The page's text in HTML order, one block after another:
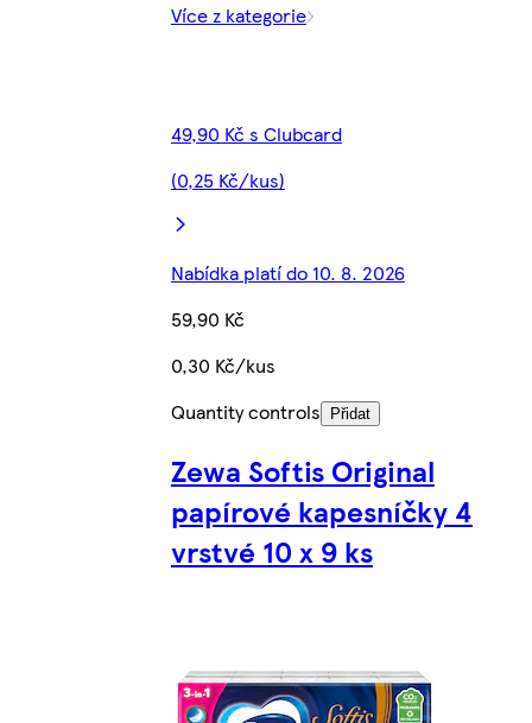
Více z kategorie
49,90 Kč s Clubcard
(0,25 Kč/kus)
Nabídka platí do 10. 8. 2026
59,90 Kč
0,30 Kč/kus
Quantity controls
Přidat
Zewa Softis Original
papírové kapesníčky 4
vrstvé 10 x 9 ks